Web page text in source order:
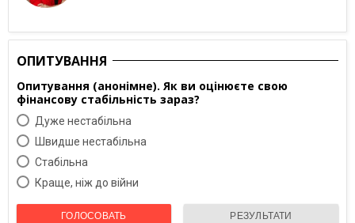
ОПИТУВАННЯ
Опитування (анонімне). Як ви оцінюєте свою
фінансову стабільність зараз?
Дуже нестабільна
Швидше нестабільна
Cтабільна
Краще, ніж до війни
ГОЛОСОВАТЬ РЕЗУЛЬТАТИ